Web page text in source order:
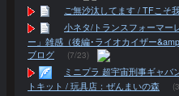
ご無沙汰してます / TFこそ
小ネタ/トランスフォーマー
ー」雑感（後編･ライオカイザー
ブログ
(7/23)
ミニプラ 超宇宙刑事ギャバ
トキット / 玩具店：ぜんまいの森